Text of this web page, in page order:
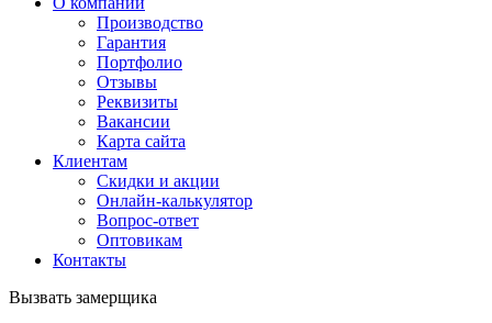
Производство
Гарантия
Портфолио
Отзывы
Реквизиты
Вакансии
Карта сайта
Клиентам
Скидки и акции
Онлайн-калькулятор
Вопрос-ответ
Оптовикам
Контакты
Вызвать замерщика